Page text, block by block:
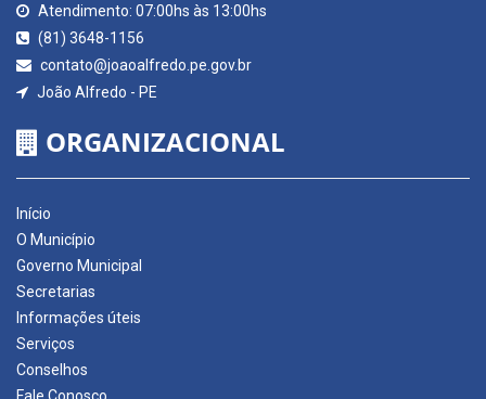
Atendimento: 07:00hs às 13:00hs
(81) 3648-1156
contato@joaoalfredo.pe.gov.br
João Alfredo - PE
ORGANIZACIONAL
Início
O Município
Governo Municipal
Secretarias
Informações úteis
Serviços
Conselhos
Fale Conosco